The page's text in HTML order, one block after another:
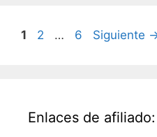
Página
1 Página
2 … Página
6 Siguiente
Enlaces de afiliado: